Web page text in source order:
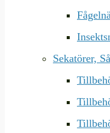
Sekatörer,